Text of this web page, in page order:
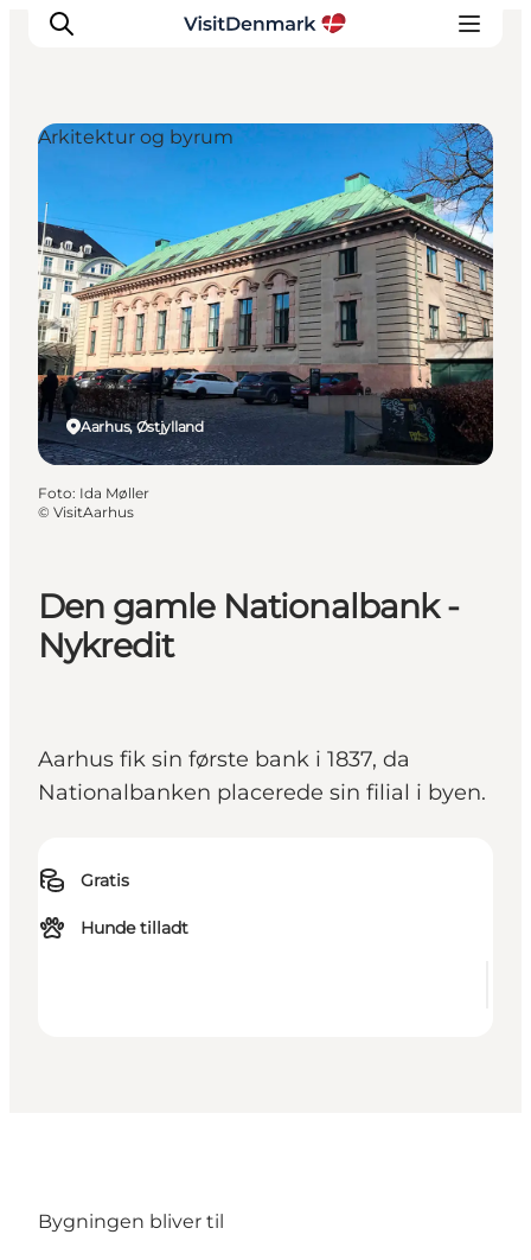
Inspiration
Destinationer
Oplevelser
Overnatning
Planlæg ferien
Den gamle Nationalbank -
Nykredit
Aarhus fik sin første bank i 1837, da
Nationalbanken placerede sin filial i byen.
Gratis
Hunde tilladt
Aarhus, Østjylland
Arkitektur og byrum
Foto: Ida Møller
© VisitAarhus
Bygningen bliver til